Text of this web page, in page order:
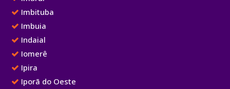
Imbituba
Imbuia
Indaial
Iomerê
Ipira
Iporã do Oeste